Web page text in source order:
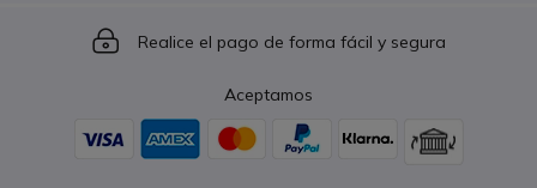
Icon
Realice el pago de forma fácil y segura
Aceptamos